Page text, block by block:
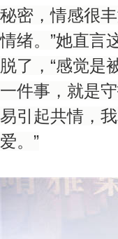
秘密，情感很
情绪。”她直言
脱了，“感觉是
一件事，就是
易引起共情，
爱。”